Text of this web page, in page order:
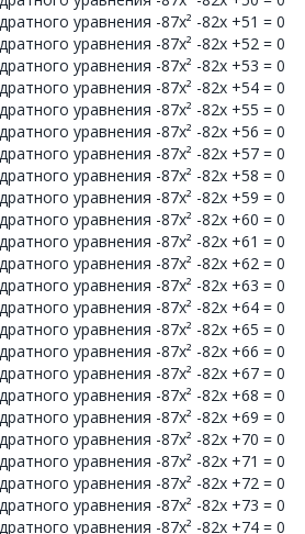
уравнения -87x² -82x +51 = 0
уравнения -87x² -82x +52 = 0
уравнения -87x² -82x +53 = 0
уравнения -87x² -82x +54 = 0
уравнения -87x² -82x +55 = 0
уравнения -87x² -82x +56 = 0
уравнения -87x² -82x +57 = 0
уравнения -87x² -82x +58 = 0
уравнения -87x² -82x +59 = 0
уравнения -87x² -82x +60 = 0
уравнения -87x² -82x +61 = 0
уравнения -87x² -82x +62 = 0
уравнения -87x² -82x +63 = 0
уравнения -87x² -82x +64 = 0
уравнения -87x² -82x +65 = 0
уравнения -87x² -82x +66 = 0
уравнения -87x² -82x +67 = 0
уравнения -87x² -82x +68 = 0
уравнения -87x² -82x +69 = 0
уравнения -87x² -82x +70 = 0
уравнения -87x² -82x +71 = 0
уравнения -87x² -82x +72 = 0
уравнения -87x² -82x +73 = 0
уравнения -87x² -82x +74 = 0